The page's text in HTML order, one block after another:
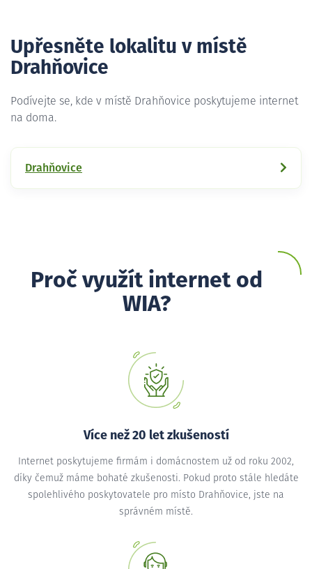
Upřesněte lokalitu v místě
Drahňovice
Podívejte se, kde v místě Drahňovice poskytujeme internet
na doma.
Drahňovice
Proč využít internet od
WIA?
Více než 20 let zkušeností
Internet poskytujeme firmám i domácnostem už od roku 2002,
díky čemuž máme bohaté zkušenosti. Pokud proto stále hledáte
spolehlivého poskytovatele pro místo Drahňovice, jste na
správném místě.